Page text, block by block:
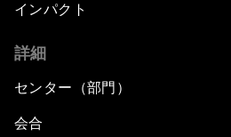
インパクト
詳細
センター（部門）
会合